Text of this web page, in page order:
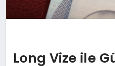
Long Vize ile